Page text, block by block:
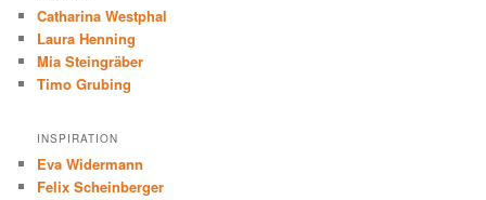
Catharina Westphal
Laura Henning
Mia Steingräber
Timo Grubing
INSPIRATION
Eva Widermann
Felix Scheinberger